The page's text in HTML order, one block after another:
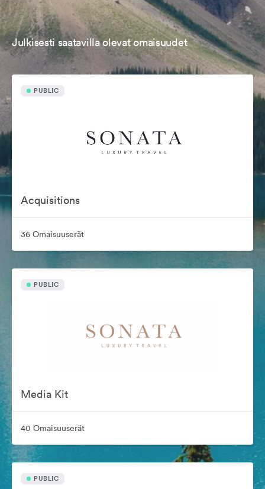
Julkisesti saatavilla olevat omaisuudet
PUBLIC
Acquisitions
36 Omaisuuserät
PUBLIC
Media Kit
40 Omaisuuserät
PUBLIC